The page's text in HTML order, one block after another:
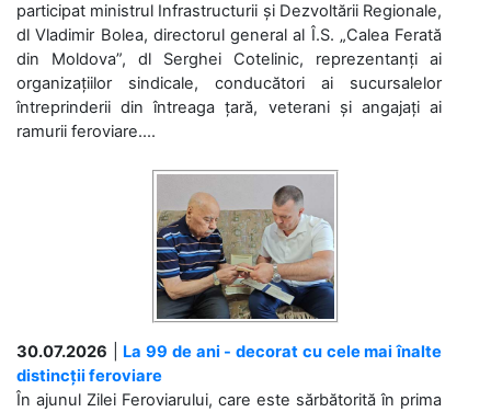
participat ministrul Infrastructurii și Dezvoltării Regionale,
dl Vladimir Bolea, directorul general al Î.S. „Calea Ferată
din Moldova”, dl Serghei Cotelinic, reprezentanți ai
organizațiilor sindicale, conducători ai sucursalelor
întreprinderii din întreaga țară, veterani și angajați ai
ramurii feroviare....
30.07.2026
La 99 de ani - decorat cu cele mai înalte
distincții feroviare
În ajunul Zilei Feroviarului, care este sărbătorită în prima